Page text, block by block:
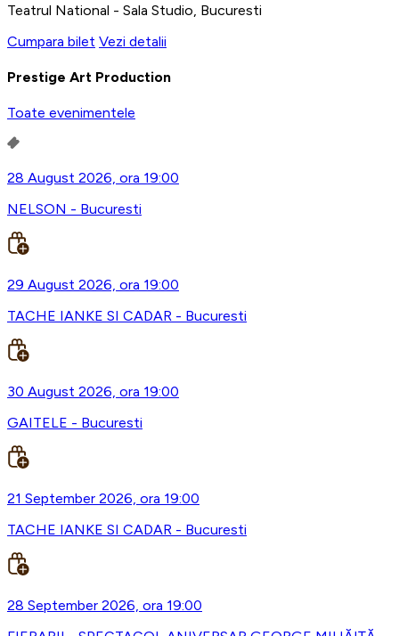
Teatrul National - Sala Studio, Bucuresti
Cumpara bilet Vezi detalii
Prestige Art Production
Toate evenimentele
28 August 2026, ora 19:00
NELSON - Bucuresti
29 August 2026, ora 19:00
TACHE IANKE SI CADAR - Bucuresti
30 August 2026, ora 19:00
GAITELE - Bucuresti
21 September 2026, ora 19:00
TACHE IANKE SI CADAR - Bucuresti
28 September 2026, ora 19:00